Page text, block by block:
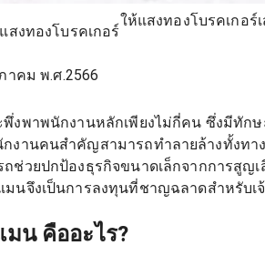
สงทองโบรคเกอร์
ให้แสงทองโบรคเกอร์
าคม พ.ศ.2566
พึ่งพาพนักงานหลักเพียงไม่กี่คน ซึ่งมีทั
งานคนสำคัญสามารถทำลายล้างทั้งท
ช่วยปกป้องธุรกิจขนาดเล็กจากการสูญ
นจึงเป็นการลงทุนที่ชาญฉลาดสำหรับเ
น คืออะไร?